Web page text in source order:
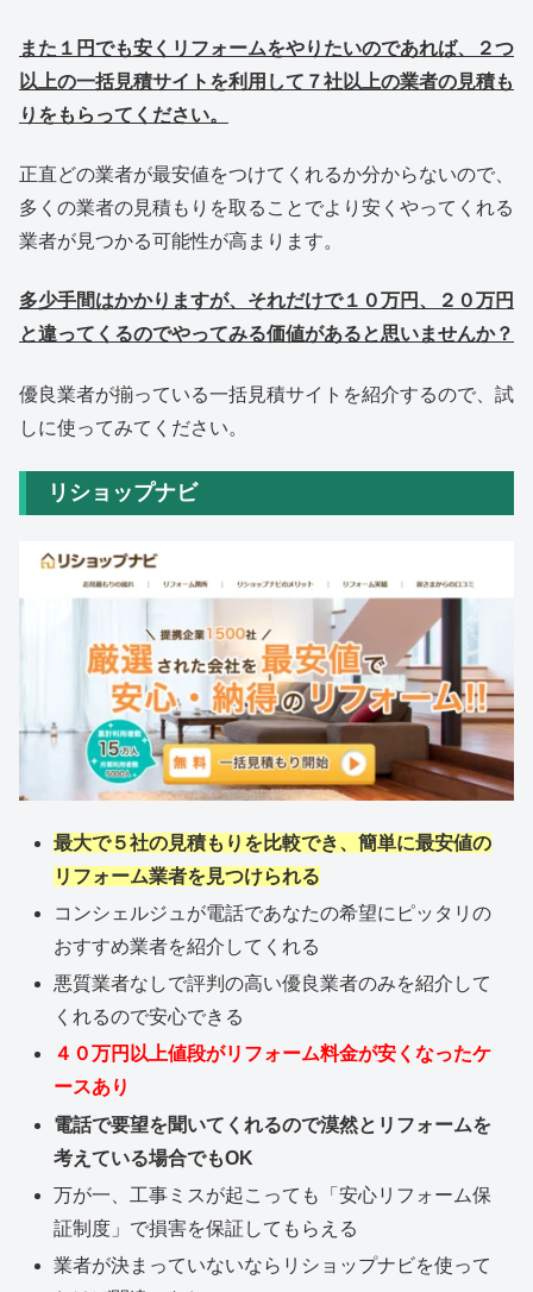
また１円でも安くリフォームをやりたいのであれば、２つ
以上の一括見積サイトを利用して７社以上の業者の見積も
りをもらってください。
正直どの業者が最安値をつけてくれるか分からないので、
多くの業者の見積もりを取ることでより安くやってくれる
業者が見つかる可能性が高まります。
多少手間はかかりますが、それだけで１０万円、２０万円
と違ってくるのでやってみる価値があると思いませんか？
優良業者が揃っている一括見積サイトを紹介するので、試
しに使ってみてください。
リショップナビ
最大で５社の見積もりを比較でき、簡単に最安値の
リフォーム業者を見つけられる
コンシェルジュが電話であなたの希望にピッタリの
おすすめ業者を紹介してくれる
悪質業者なしで評判の高い優良業者のみを紹介して
くれるので安心できる
４０万円以上値段がリフォーム料金が安くなったケ
ースあり
電話で要望を聞いてくれるので漠然とリフォームを
考えている場合でもOK
万が一、工事ミスが起こっても「安心リフォーム保
証制度」で損害を保証してもらえる
業者が決まっていないならリショップナビを使って